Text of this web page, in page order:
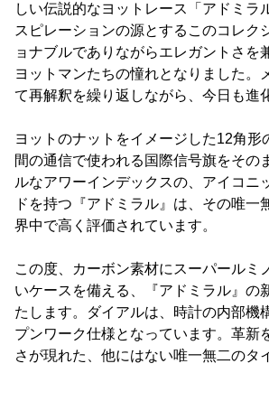
しい伝説的なヨットレース「アドミラ
スピレーションの源とするこのコレク
ョナブルでありながらエレガントさを
ヨットマンたちの憧れとなりました。
て再解釈を繰り返しながら、今日も進
ヨットのナットをイメージした12角形
間の通信で使われる国際信号旗をその
ルなアワーインデックスの、アイコニ
ドを持つ『アドミラル』は、その唯一
界中で高く評価されています。
この度、カーボン素材にスーパールミ
いケースを備える、『アドミラル』の
たします。ダイアルは、時計の内部機
プンワーク仕様となっています。革新
さが現れた、他にはない唯一無二のタ